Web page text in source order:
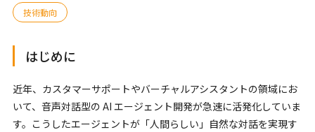
技術動向
はじめに
近年、カスタマーサポートやバーチャルアシスタントの領域にお
いて、音声対話型の AI エージェント開発が急速に活発化していま
す。こうしたエージェントが「人間らしい」自然な対話を実現す